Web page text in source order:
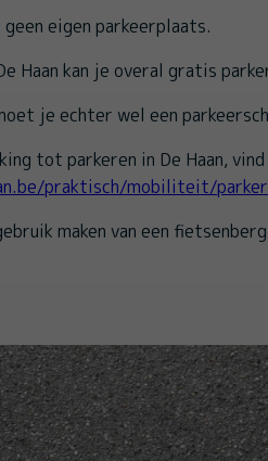
eigen parkeerplaats.
Haan kan je overal gratis
je echter wel een
tot parkeren in De Haan,
praktisch/mobiliteit/
maken van een